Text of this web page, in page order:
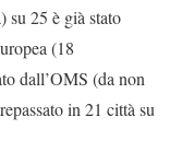
su 25 è già stato
(18
dall’OMS (da non
in 21 città su